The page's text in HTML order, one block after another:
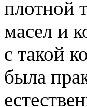
плотной
масел и
с такой
была